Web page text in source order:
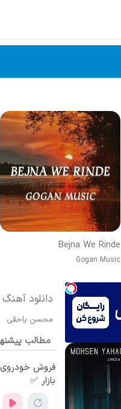
Bejna We Rinde
Gogan Music
دانلود
محسن یاحقی
مطالب
فروش
بازار ✅